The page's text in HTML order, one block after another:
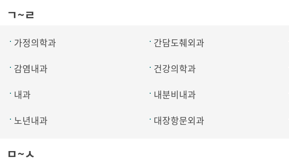
ㄱ~ㄹ
가정의학과 간담도췌외과
감염내과
건강의학과
내과
내분비내과
노년내과
대장항문외과
ㅁ~ㅅ